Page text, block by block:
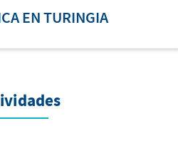
EN TURINGIA